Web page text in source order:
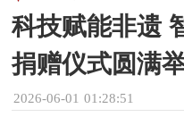
科技赋能非遗
捐赠仪式圆满
2026-06-01 01:28:51